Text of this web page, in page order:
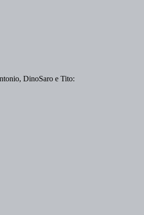
DinoSaro e Tito: